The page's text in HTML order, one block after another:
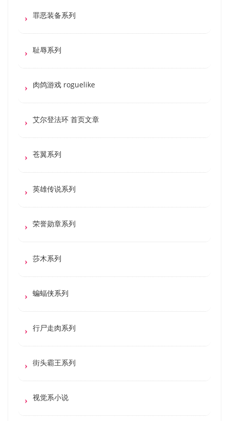
罪恶装备系列
耻辱系列
肉鸽游戏 roguelike
艾尔登法环 首页文章
苍翼系列
英雄传说系列
荣誉勋章系列
莎木系列
蝙蝠侠系列
行尸走肉系列
街头霸王系列
视觉系小说